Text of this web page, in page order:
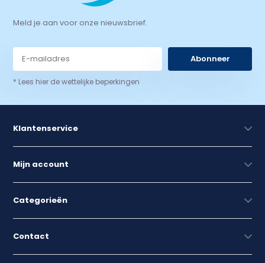
Meld je aan voor onze nieuwsbrief.
Abonneer
* Lees hier de wettelijke beperkingen
Klantenservice
Mijn account
Categorieën
Contact